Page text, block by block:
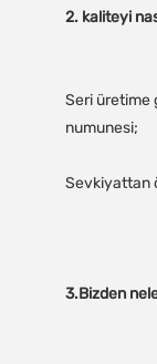
Seri üretime